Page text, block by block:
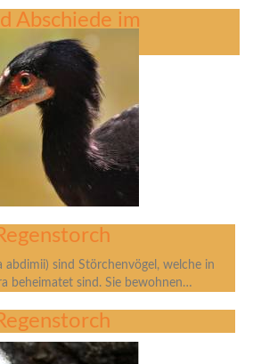
Abschiede im
abdimii) sind Störchenvögel, welche in
beheimatet sind. Sie bewohnen…